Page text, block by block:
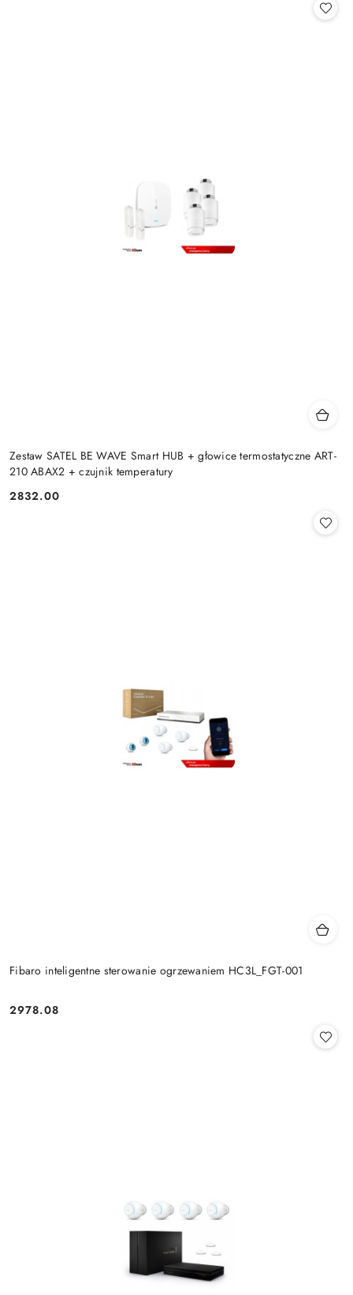
Zestaw SATEL BE WAVE Smart HUB + głowice termostatyczne ART-
210 ABAX2 + czujnik temperatury
Cena:
2832.00
Fibaro inteligentne sterowanie ogrzewaniem HC3L_FGT-001
Cena:
2978.08